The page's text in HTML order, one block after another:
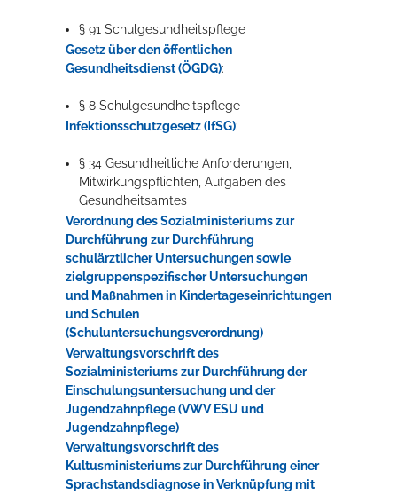
§ 91Schulgesundheitspflege
Gesetz über den öffentlichen
Gesundheitsdienst (ÖGDG):
§ 8 Schulgesundheitspflege
Infektionsschutzgesetz (IfSG):
§ 34 Gesundheitliche Anforderungen,
Mitwirkungspflichten, Aufgaben des
Gesundheitsamtes
Verordnung des Sozialministeriums zur
Durchführung zur Durchführung
schulärztlicher Untersuchungen sowie
zielgruppenspezifischer Untersuchungen
und Maßnahmen in Kindertageseinrichtungen
und Schulen
(Schuluntersuchungsverordnung)
Verwaltungsvorschrift des
Sozialministeriums zur Durchführung der
Einschulungsuntersuchung und der
Jugendzahnpflege (VWV ESU und
Jugendzahnpflege)
Verwaltungsvorschrift des
Kultusministeriums zur Durchführung einer
Sprachstandsdiagnose in Verknüpfung mit